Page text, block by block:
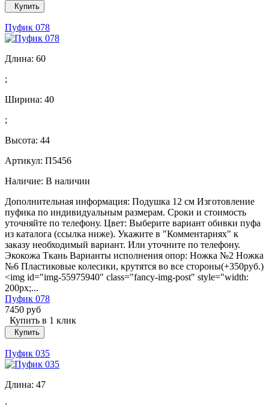
Купить
Пуфик 078
Длина: 60
;
Ширина: 40
;
Высота: 44
Артикул: П5456
Наличие: В наличии
Дополнительная информация: Подушка 12 см Изготовление
пуфика по индивидуальным размерам. Сроки и стоимость
уточняйте по телефону. Цвет: Выберите вариант обивки пуфа
из каталога (ссылка ниже). Укажите в "Комментариях" к
заказу необходимый вариант. Или уточните по телефону.
Экокожа Ткань Варианты исполнения опор: Ножка №2 Ножка
№6 Пластиковые колесики, крутятся во все стороны(+350руб.)
<img id="img-55975940" class="fancy-img-post" style="width:
200px;...
Пуфик 078
7450 руб
Купить в 1 клик
Купить
Пуфик 035
Длина: 47
;